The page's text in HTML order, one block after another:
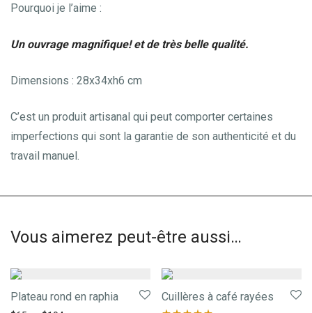
Pourquoi je l’aime :
Un ouvrage magnifique! et de très belle qualité.
Dimensions : 28x34xh6 cm
C’est un produit artisanal qui peut comporter certaines
imperfections qui sont la garantie de son authenticité et du
travail manuel.
Vous aimerez peut-être aussi…
Plateau rond en raphia Cuillères à café rayées